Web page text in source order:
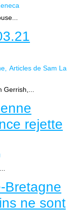
Articles de Sam La
rejette
Bretagne
ne sont